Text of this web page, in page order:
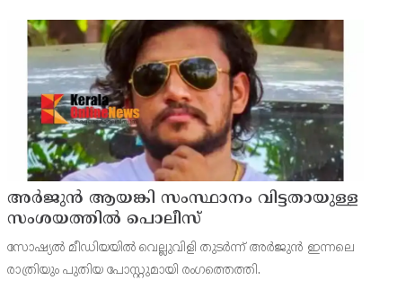
അര്‍ജുന്‍ ആയങ്കി സംസ്ഥാനം വിട്ടതായുള്ള
സംശയത്തില്‍ പൊലീസ്
സോഷ്യല്‍ മീഡിയയില്‍ വെല്ലുവിളി തുടര്‍ന്ന് അര്‍ജുന്‍ ഇന്നലെ
രാത്രിയും പുതിയ പോസ്റ്റുമായി രംഗത്തെത്തി.